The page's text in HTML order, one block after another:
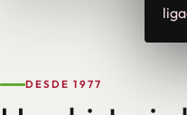
DESDE 1977